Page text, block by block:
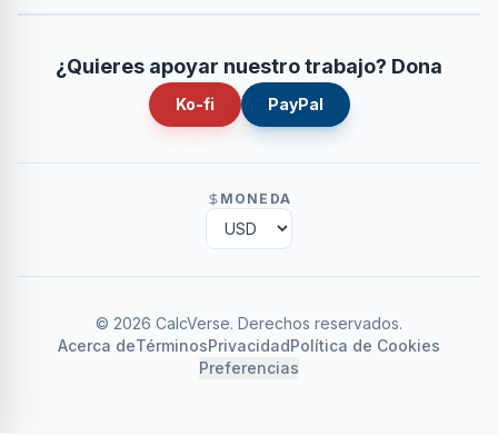
¿Quieres apoyar nuestro trabajo? Dona
Ko-fi PayPal
MONEDA
© 2026 CalcVerse. Derechos reservados.
Acerca deTérminosPrivacidadPolítica de Cookies
Preferencias